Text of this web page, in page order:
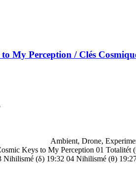
My Perception / Clés
Ambient, Drone,
Keys to My Perception 01
(δ) 19:32 04 Nihilismé (θ)